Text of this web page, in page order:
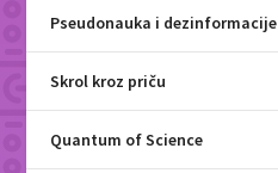
Pseudonauka i dezinformacije
Skrol kroz priču
Quantum of Science